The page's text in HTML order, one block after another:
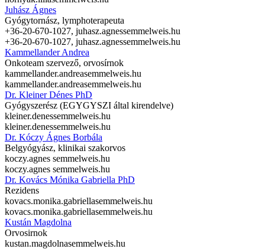
Juhász Ágnes
Gyógytornász, lymphoterapeuta
+36-20-670-1027, juhasz.agnessemmelweis.hu
+36-20-670-1027, juhasz.agnessemmelweis.hu
Kammellander Andrea
Onkoteam szervező, orvosírnok
kammellander.andreasemmelweis.hu
kammellander.andreasemmelweis.hu
Dr. Kleiner Dénes PhD
Gyógyszerész (EGYGYSZI által kirendelve)
kleiner.denessemmelweis.hu
kleiner.denessemmelweis.hu
Dr. Kóczy Ágnes Borbála
Belgyógyász, klinikai szakorvos
koczy.agnes semmelweis.hu
koczy.agnes semmelweis.hu
Dr. Kovács Mónika Gabriella PhD
Rezidens
kovacs.monika.gabriellasemmelweis.hu
kovacs.monika.gabriellasemmelweis.hu
Kustán Magdolna
Orvosirnok
kustan.magdolnasemmelweis.hu